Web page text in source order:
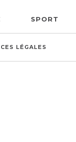
SPORT
LÉGALES